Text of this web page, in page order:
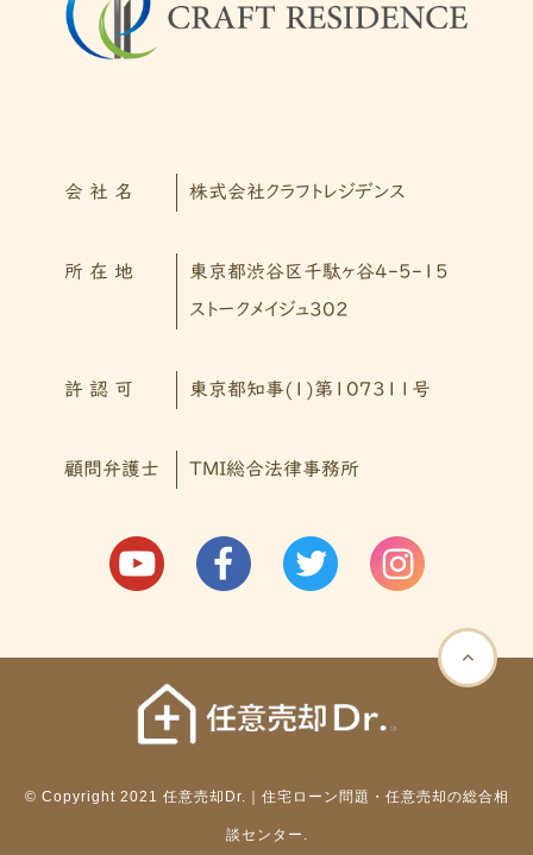
会 社 名 株式会社クラフトレジデンス
所 在 地
東京都渋谷区千駄ヶ谷4-5-15
ストークメイジュ302
許 認 可 東京都知事(1)第107311号
顧問弁護士 TMI総合法律事務所
© Copyright 2021 任意売却Dr.｜住宅ローン問題・任意売却の総合相
談センター.